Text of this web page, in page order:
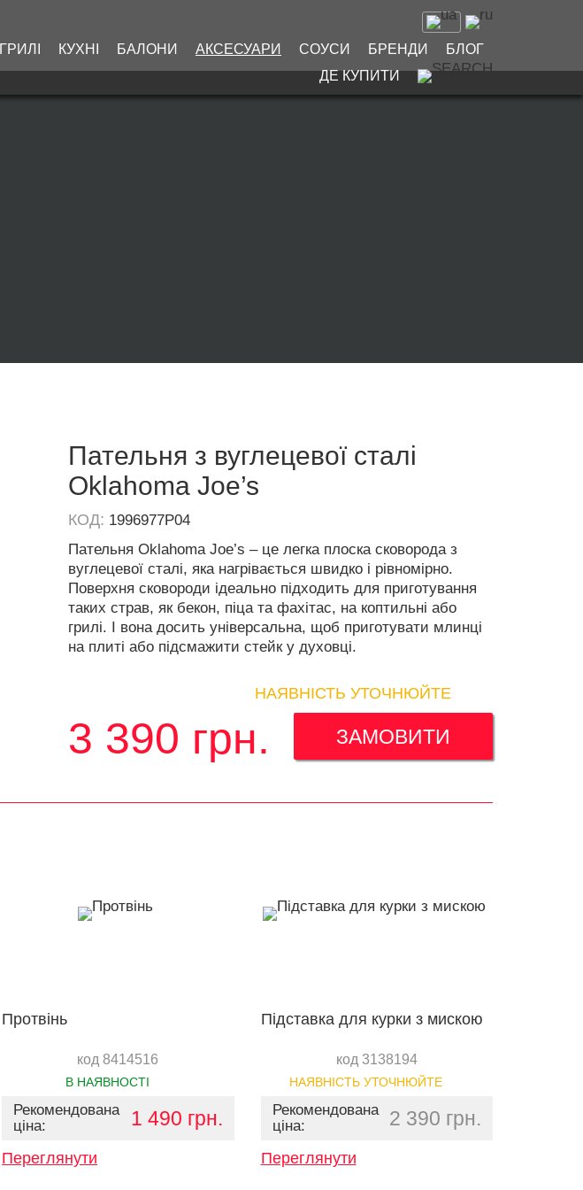
ГРИЛІ КУХНІ БАЛОНИ АКСЕСУАРИ СОУСИ БРЕНДИ
БЛОГ
ДЕ КУПИТИ
Пательня з вуглецевої сталі
Oklahoma Joe’s
КОД: 1996977P04
Пательня Oklahoma Joe’s – це легка плоска сковорода з
вуглецевої сталі, яка нагрівається швидко і рівномірно.
Поверхня сковороди ідеально підходить для приготування
таких страв, як бекон, піца та фахітас, на коптильні або
грилі. І вона досить універсальна, щоб приготувати млинці
на плиті або підсмажити стейк у духовці.
НАЯВНІСТЬ УТОЧНЮЙТЕ
3 390 грн. ЗАМОВИТИ
Протвінь
код 8414516
В НАЯВНОСТІ
Рекомендована
ціна:
1 490 грн.
Переглянути
Підставка для курки з мискою
код 3138194
НАЯВНІСТЬ УТОЧНЮЙТЕ
Рекомендована
ціна:
2 390 грн.
Переглянути